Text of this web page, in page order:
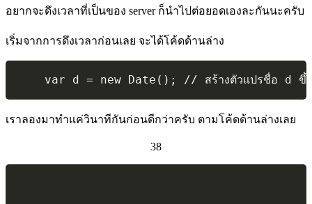
อยากจะดึงเวลาที่เป็นของ server ก็นำไปต่อยอดเองละกันนะครับ
เริ่มจากการดึงเวลาก่อนเลย จะได้โค้ดด้านล่าง
เราลองมาทำแค่วินาทีกันก่อนดีกว่าครับ ตามโค้ดด้านล่างเลย
38